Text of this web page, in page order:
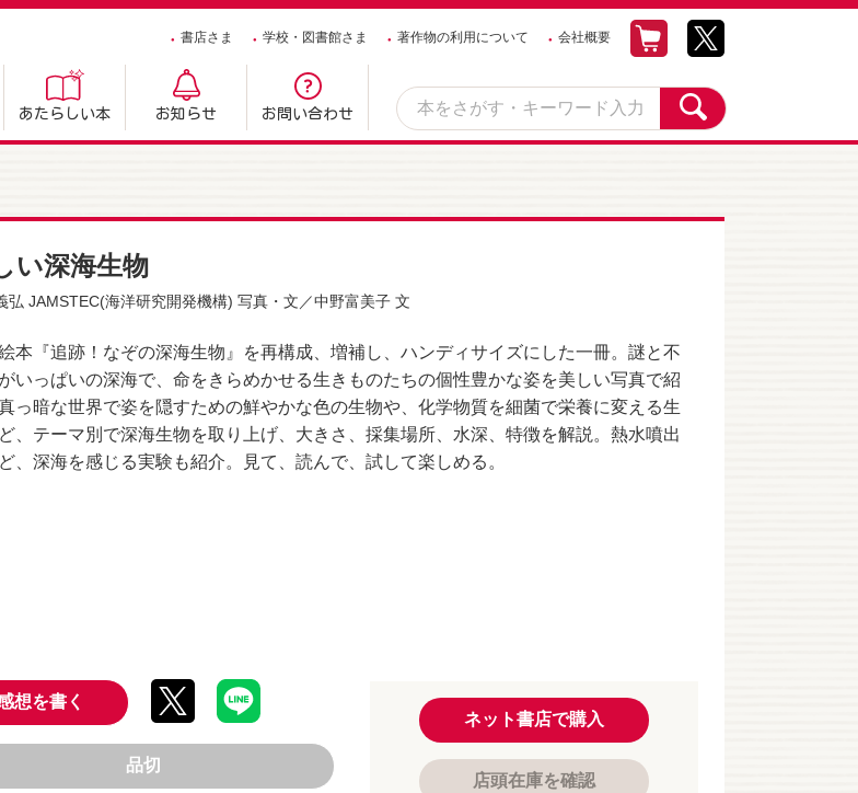
書店さま 学校・図書館さま 著作物の利用について 会社概要
あたらしい本 お知らせ お問い合わせ
い深海生物
弘 JAMSTEC(海洋研究開発機構) 写真・文／中野富美子 文
本『追跡！なぞの深海生物』を再構成、増補し、ハンディサイズにした一冊。謎と不
いっぱいの深海で、命をきらめかせる生きものたちの個性豊かな姿を美しい写真で紹
っ暗な世界で姿を隠すための鮮やかな色の生物や、化学物質を細菌で栄養に変える生
、テーマ別で深海生物を取り上げ、大きさ、採集場所、水深、特徴を解説。熱水噴出
、深海を感じる実験も紹介。見て、読んで、試して楽しめる。
想を書く
品切
ネット書店で購入
店頭在庫を確認